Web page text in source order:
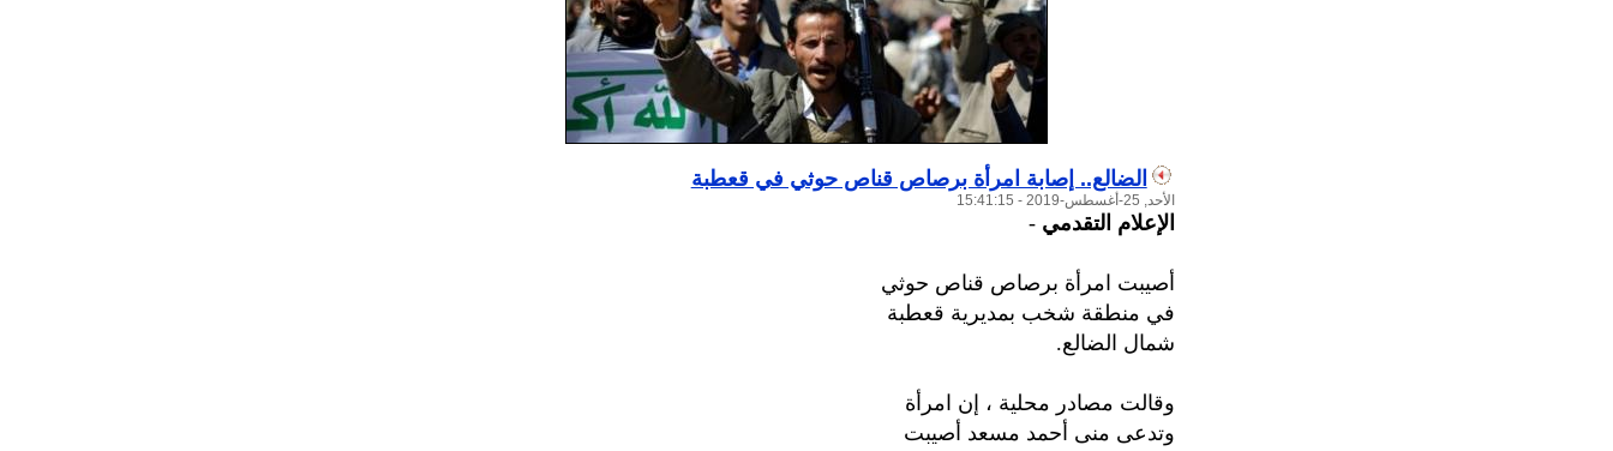
الضالع.. إصابة امرأة برصاص قناص حوثي في قعطبة
الأحد, 25-أغسطس-2019 - 15:41:15
الإعلام التقدمي -
أصيبت امرأة برصاص قناص حوثي
في منطقة شخب بمديرية قعطبة
شمال الضالع.
وقالت مصادر محلية ، إن امرأة
وتدعى منى أحمد مسعد أصيبت